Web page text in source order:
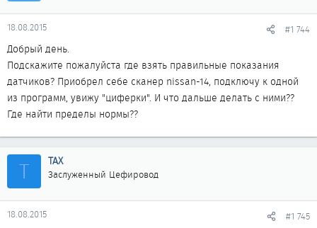
18.08.2015 #1 744
Добрый день.
Подскажите пожалуйста где взять правильные показания
датчиков? Приобрел себе сканер nissan-14, подключу к одной
из программ, увижу "циферки". И что дальше делать с ними??
Где найти пределы нормы??
Т ТАХ
Заслуженный Цефировод
18.08.2015 #1 745